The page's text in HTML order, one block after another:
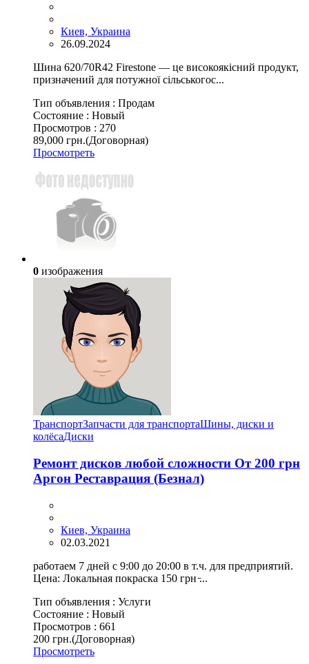
Киев, Украина
26.09.2024
Шина 620/70R42 Firestone — це високоякісний продукт,
призначений для потужної сільськогос...
Тип объявления : Продам
Состояние : Новый
Просмотров : 270
89,000 грн.(Договорная)
Просмотреть
0 изображения
ТранспортЗапчасти для транспортаШины, диски и
колёсаДиски
Ремонт дисков любой сложности От 200 грн
Аргон Реставрация (Безнал)
Киев, Украина
02.03.2021
работаем 7 дней с 9:00 до 20:00 в т.ч. для предприятий.
Цена: Локальная покраска 150 грн ̵...
Тип объявления : Услуги
Состояние : Новый
Просмотров : 661
200 грн.(Договорная)
Просмотреть